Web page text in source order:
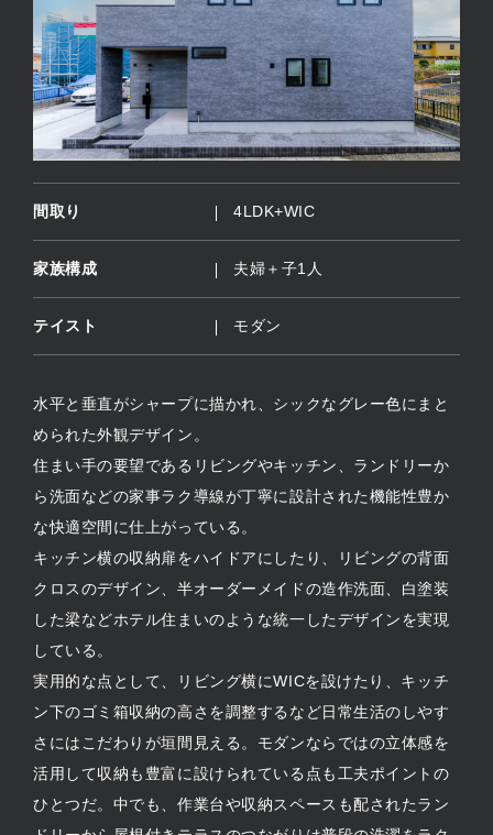
間取り 4LDK+WIC
家族構成 夫婦＋子1人
テイスト モダン
水平と垂直がシャープに描かれ、シックなグレー色にまと
められた外観デザイン。
住まい手の要望であるリビングやキッチン、ランドリーか
ら洗面などの家事ラク導線が丁寧に設計された機能性豊か
な快適空間に仕上がっている。
キッチン横の収納扉をハイドアにしたり、リビングの背面
クロスのデザイン、半オーダーメイドの造作洗面、白塗装
した梁などホテル住まいのような統一したデザインを実現
している。
実用的な点として、リビング横にWICを設けたり、キッチ
ン下のゴミ箱収納の高さを調整するなど日常生活のしやす
さにはこだわりが垣間見える。モダンならではの立体感を
活用して収納も豊富に設けられている点も工夫ポイントの
ひとつだ。中でも、作業台や収納スペースも配されたラン